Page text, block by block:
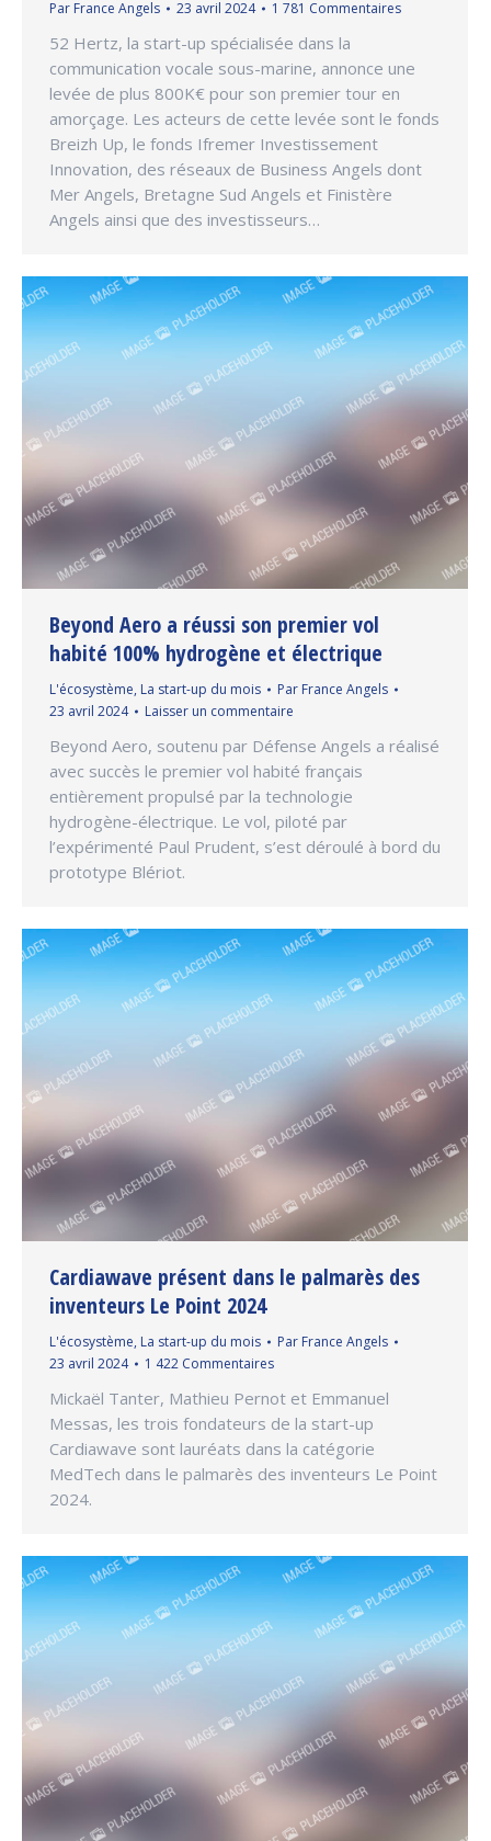
Par France Angels 23 avril 2024 1 781 Commentaires
52 Hertz, la start-up spécialisée dans la
communication vocale sous-marine, annonce une
levée de plus 800K€ pour son premier tour en
amorçage. Les acteurs de cette levée sont le fonds
Breizh Up, le fonds Ifremer Investissement
Innovation, des réseaux de Business Angels dont
Mer Angels, Bretagne Sud Angels et Finistère
Angels ainsi que des investisseurs…
Beyond Aero a réussi son premier vol
habité 100% hydrogène et électrique
L'écosystème, La start-up du mois Par France Angels
23 avril 2024
Laisser un commentaire
Beyond Aero, soutenu par Défense Angels a réalisé
avec succès le premier vol habité français
entièrement propulsé par la technologie
hydrogène-électrique. Le vol, piloté par
l’expérimenté Paul Prudent, s’est déroulé à bord du
prototype Blériot.
Cardiawave présent dans le palmarès des
inventeurs Le Point 2024
L'écosystème, La start-up du mois Par France Angels
23 avril 2024
1 422 Commentaires
Mickaël Tanter, Mathieu Pernot et Emmanuel
Messas, les trois fondateurs de la start-up
Cardiawave sont lauréats dans la catégorie
MedTech dans le palmarès des inventeurs Le Point
2024.